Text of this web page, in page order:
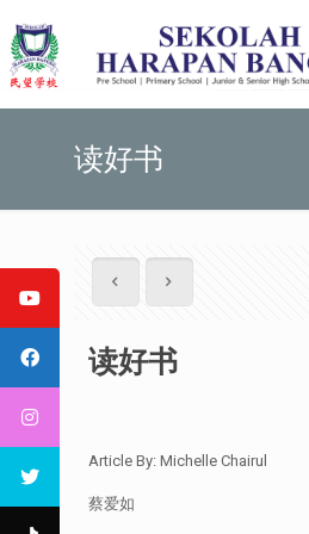
读好书
读好书
Article By: Michelle Chairul
蔡爱如